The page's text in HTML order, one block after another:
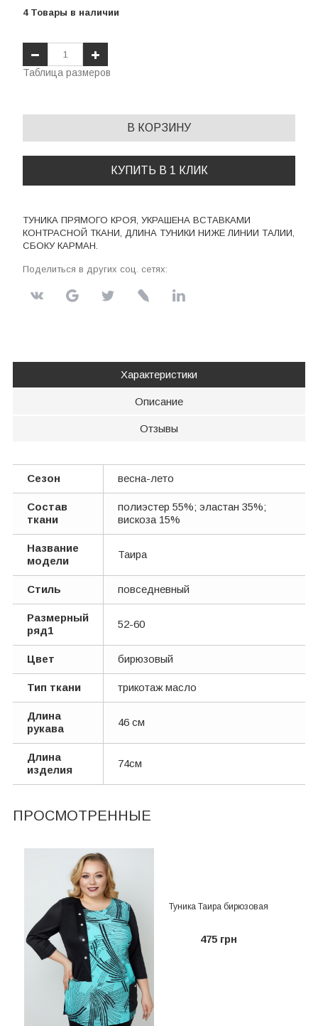
4 Товары в наличии
Таблица размеров
В КОРЗИНУ
КУПИТЬ В 1 КЛИК
ТУНИКА ПРЯМОГО КРОЯ, УКРАШЕНА ВСТАВКАМИ
КОНТРАСНОЙ ТКАНИ, ДЛИНА ТУНИКИ НИЖЕ ЛИНИИ ТАЛИИ,
СБОКУ КАРМАН.
Поделиться в других соц. сетях:
Характеристики
Описание
Отзывы
Сезон весна-лето
Состав
ткани
полиэстер 55%; эластан 35%;
вискоза 15%
Название
модели
Таира
Стиль повседневный
Размерный
ряд1
52-60
Цвет бирюзовый
Тип ткани трикотаж масло
Длина
рукава
46 см
Длина
изделия
74см
ПРОСМОТРЕННЫЕ
Туника Таира бирюзовая
475 грн